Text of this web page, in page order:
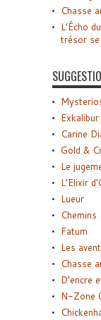
Chasse
L’Écho
trésor
Exkalibur
Carine
Gold &
Le
L’Elixir
Lueur
Chemins
Fatum
Les
Chasse
D’encre
N-Zone